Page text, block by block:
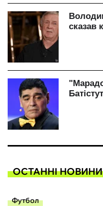
ОСТАННІ НОВИНИ
Футбол